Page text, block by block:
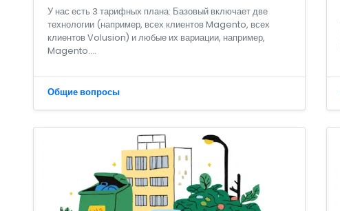
У нас есть 3 тарифных плана: Базовый включает две
технологии (например, всех клиентов Magento, всех
клиентов Volusion) и любые их вариации, например,
Magento....
Общие вопросы